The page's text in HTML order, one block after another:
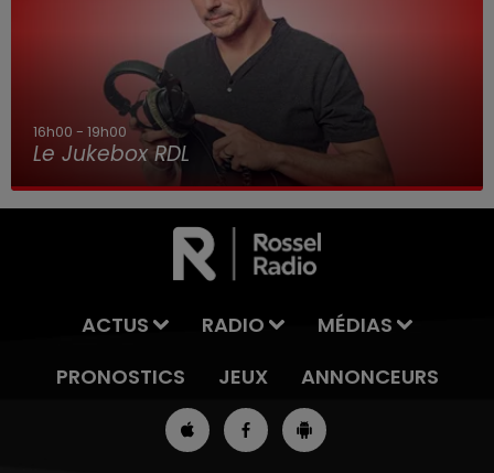
16h00 - 19h00
Le Jukebox RDL
ACTUS RADIO
MÉDIAS
PRONOSTICS
JEUX ANNONCEURS